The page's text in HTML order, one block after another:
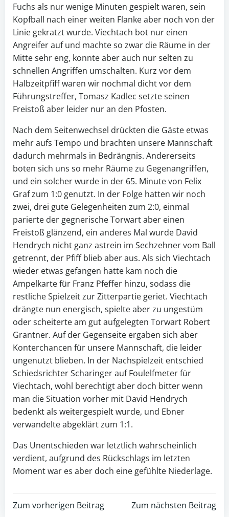
Fuchs als nur wenige Minuten gespielt waren, sein
Kopfball nach einer weiten Flanke aber noch von der
Linie gekratzt wurde. Viechtach bot nur einen
Angreifer auf und machte so zwar die Räume in der
Mitte sehr eng, konnte aber auch nur selten zu
schnellen Angriffen umschalten. Kurz vor dem
Halbzeitpfiff waren wir nochmal dicht vor dem
Führungstreffer, Tomasz Kadlec setzte seinen
Freistoß aber leider nur an den Pfosten.
Nach dem Seitenwechsel drückten die Gäste etwas
mehr aufs Tempo und brachten unsere Mannschaft
dadurch mehrmals in Bedrängnis. Andererseits
boten sich uns so mehr Räume zu Gegenangriffen,
und ein solcher wurde in der 65. Minute von Felix
Graf zum 1:0 genutzt. In der Folge hatten wir noch
zwei, drei gute Gelegenheiten zum 2:0, einmal
parierte der gegnerische Torwart aber einen
Freistoß glänzend, ein anderes Mal wurde David
Hendrych nicht ganz astrein im Sechzehner vom Ball
getrennt, der Pfiff blieb aber aus. Als sich Viechtach
wieder etwas gefangen hatte kam noch die
Ampelkarte für Franz Pfeffer hinzu, sodass die
restliche Spielzeit zur Zitterpartie geriet. Viechtach
drängte nun energisch, spielte aber zu ungestüm
oder scheiterte am gut aufgelegten Torwart Robert
Grantner. Auf der Gegenseite ergaben sich aber
Konterchancen für unsere Mannschaft, die leider
ungenutzt blieben. In der Nachspielzeit entschied
Schiedsrichter Scharinger auf Foulelfmeter für
Viechtach, wohl berechtigt aber doch bitter wenn
man die Situation vorher mit David Hendrych
bedenkt als weitergespielt wurde, und Ebner
verwandelte abgeklärt zum 1:1.
Das Unentschieden war letztlich wahrscheinlich
verdient, aufgrund des Rückschlags im letzten
Moment war es aber doch eine gefühlte Niederlage.
Post
Zum vorherigen Beitrag Post
Zum nächsten Beitrag